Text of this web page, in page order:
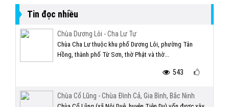
Tin đọc nhiều
Chùa Dương Lôi - Cha Lư Tự
Chùa Cha Lư thuộc khu phố Dương Lôi, phường Tân
Hồng, thành phố Từ Sơn, thờ Phật và thờ...
543
Chùa Cổ Lũng - Chùa Đình Cả, Gia Bình, Bắc Ninh